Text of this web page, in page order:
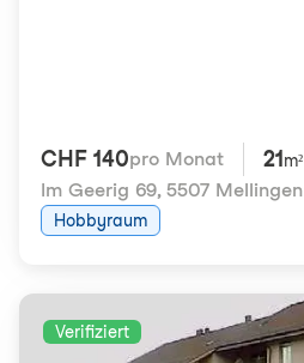
CHF 140pro Monat 21 m²
Im Geerig 69, 5507 Mellingen
Hobbyraum
Verifiziert